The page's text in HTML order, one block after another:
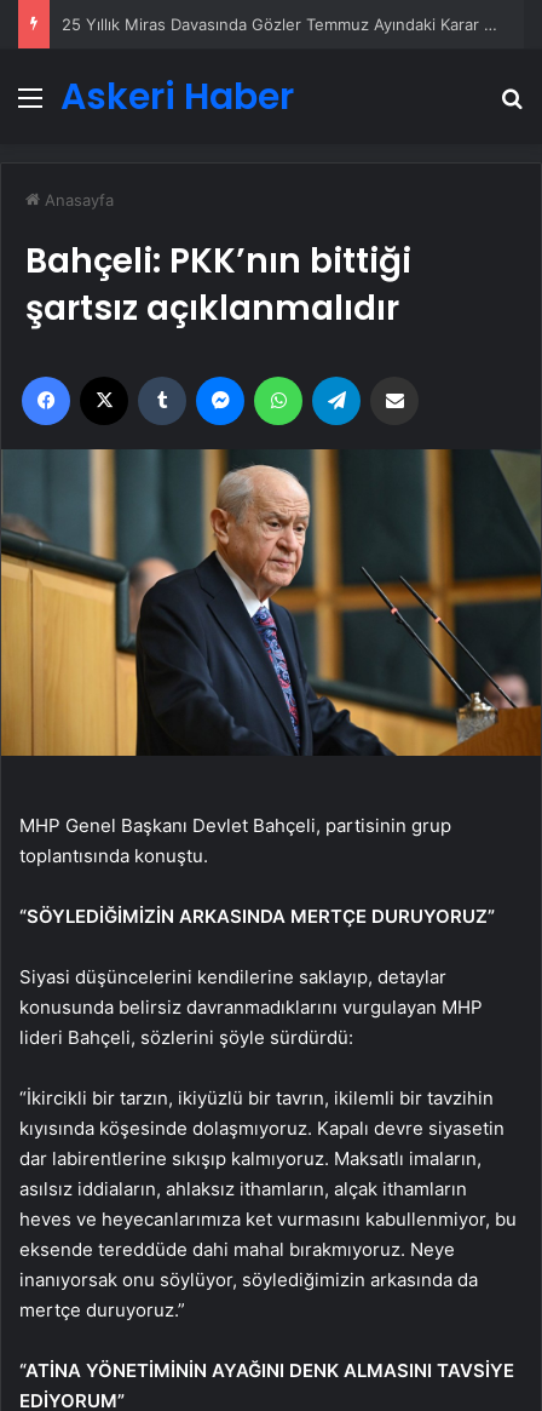
25 Yıllık Miras Davasında Gözler Temmuz Ayındaki Karar Duruşmasına Çevrildi
Menü
Askeri Haber
Anasayfa
Bahçeli: PKK’nın bittiği
şartsız açıklanmalıdır
Facebook Tumblr MessengerWhatsApp
MHP Genel Başkanı Devlet Bahçeli, partisinin grup
toplantısında konuştu.
“SÖYLEDİĞİMİZİN ARKASINDA MERTÇE DURUYORUZ”
Siyasi düşüncelerini kendilerine saklayıp, detaylar
konusunda belirsiz davranmadıklarını vurgulayan MHP
lideri Bahçeli, sözlerini şöyle sürdürdü:
“İkircikli bir tarzın, ikiyüzlü bir tavrın, ikilemli bir tavzihin
kıyısında köşesinde dolaşmıyoruz. Kapalı devre siyasetin
dar labirentlerine sıkışıp kalmıyoruz. Maksatlı imaların,
asılsız iddiaların, ahlaksız ithamların, alçak ithamların
heves ve heyecanlarımıza ket vurmasını kabullenmiyor, bu
eksende tereddüde dahi mahal bırakmıyoruz. Neye
inanıyorsak onu söylüyor, söylediğimizin arkasında da
mertçe duruyoruz.”
“ATİNA YÖNETİMİNİN AYAĞINI DENK ALMASINI TAVSİYE
EDİYORUM”